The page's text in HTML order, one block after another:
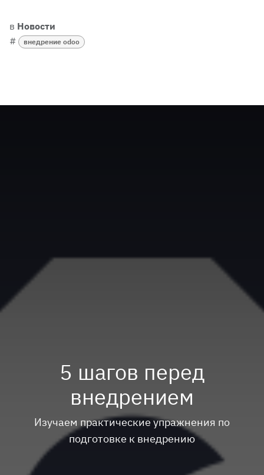
в Новости
#
внедрение odoo
5 шагов перед
внедрением
Изучаем практические упражнения по
подготовке к внедрению